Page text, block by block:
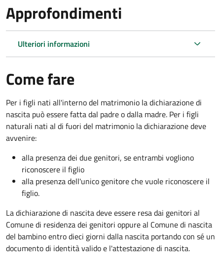
Approfondimenti
Ulteriori informazioni
Come fare
Per i figli nati all'interno del matrimonio la dichiarazione di
nascita può essere fatta dal padre o dalla madre. Per i figli
naturali nati al di fuori del matrimonio la dichiarazione deve
avvenire:
alla presenza dei due genitori, se entrambi vogliono
riconoscere il figlio
alla presenza dell'unico genitore che vuole riconoscere il
figlio.
La dichiarazione di nascita deve essere resa dai genitori al
Comune di residenza dei genitori oppure al Comune di nascita
del bambino entro dieci giorni dalla nascita portando con sé un
documento di identità valido e l'attestazione di nascita.